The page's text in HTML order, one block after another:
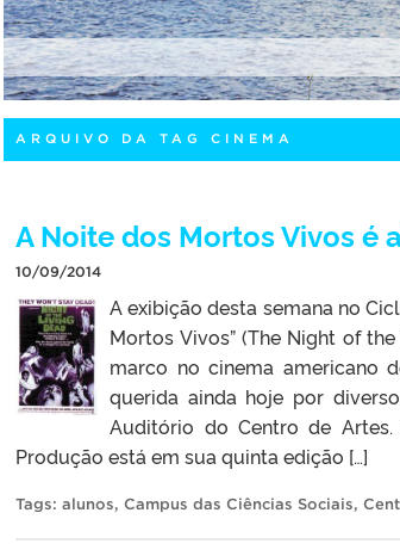
ARQUIVO DA TAG CINEMA
A Noite dos Mortos Vivos é
10/09/2014
A exibição desta semana no
Mortos Vivos” (The Night of
marco no cinema americano
querida ainda hoje por
Auditório do Centro de
Produção está em sua quinta edição […]
Tags: alunos, Campus das Ciências Sociais,